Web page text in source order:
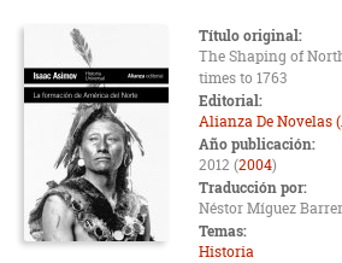
Título original:
The Shaping of
times to 1763
Editorial:
Alianza De Novelas
Año publicación:
2012 (2004)
Traducción por:
Néstor Míguez
Temas:
Historia